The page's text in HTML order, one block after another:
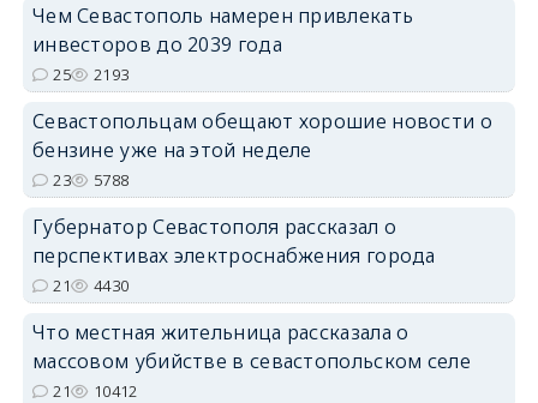
Чем Севастополь намерен привлекать
инвесторов до 2039 года
25 2193
Севастопольцам обещают хорошие новости о
бензине уже на этой неделе
23 5788
Губернатор Севастополя рассказал о
перспективах электроснабжения города
21 4430
Что местная жительница рассказала о
массовом убийстве в севастопольском селе
21 10412